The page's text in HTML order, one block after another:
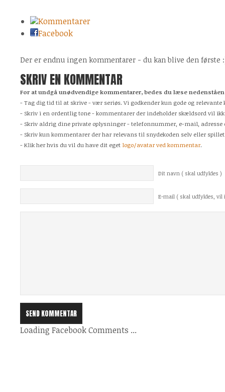
Kommentarer
Facebook
Der er endnu ingen kommentarer - du kan blive den første
SKRIV EN KOMMENTAR
For at undgå unødvendige kommentarer, bedes du læse
- Tag dig tid til at skrive - vær seriøs. Vi godkender kun gode og
- Skriv i en ordentlig tone - kommentarer der indeholder skældsord vil
- Skriv aldrig dine private oplysninger - telefonnummer, e-mail, adresse
- Skriv kun kommentarer der har relevans til snydekoden selv eller
- Klik her hvis du vil du have dit eget logo/avatar ved kommentar.
Dit navn ( skal udfyldes )
E-mail ( skal udfyldes, vil
Loading Facebook Comments ...